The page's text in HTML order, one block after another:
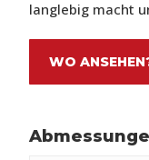
langlebig macht
WO